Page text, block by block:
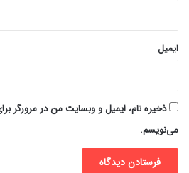
ایمیل
ذخیره نام، ایمیل و وبسایت من در مرورگر
می‌نویسم.